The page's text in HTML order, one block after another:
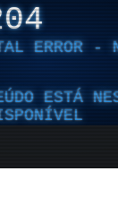
ERROR -
ESTÁ